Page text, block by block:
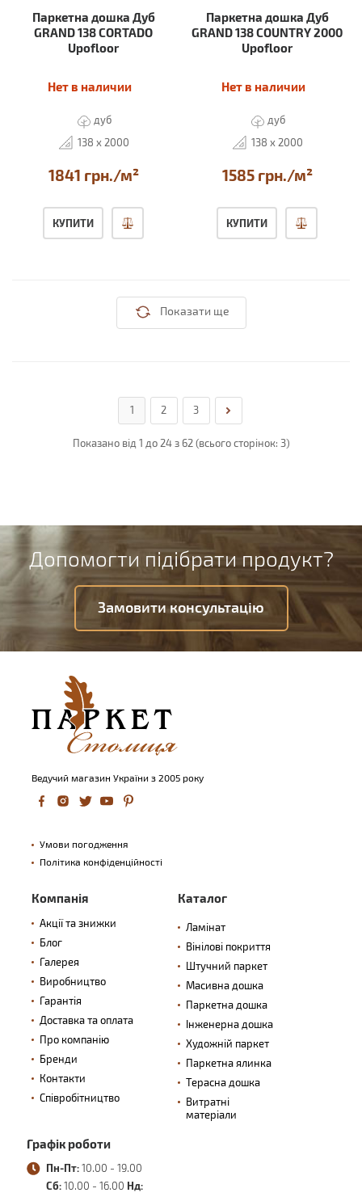
Паркетна дошка Дуб
GRAND 138 CORTADO
Upofloor
Нет в наличии
дуб
138 x 2000
1841 грн./м²
КУПИТИ
Паркетна дошка Дуб
GRAND 138 COUNTRY 2000
Upofloor
Нет в наличии
дуб
138 x 2000
1585 грн./м²
КУПИТИ
Показати ще
1 2 3
Показано від 1 до 24 з 62 (всього сторінок: 3)
Допомогти підібрати продукт?
Замовити консультацію
Ведучий магазин України з 2005 року
Умови погодження
Політика конфіденційності
Компанія
Акції та знижки
Блог
Галерея
Виробництво
Гарантія
Доставка та оплата
Про компанію
Бренди
Контакти
Співробітництво
Каталог
Ламінат
Вінілові покриття
Штучний паркет
Масивна дошка
Паркетна дошка
Інженерна дошка
Художній паркет
Паркетна ялинка
Терасна дошка
Витратні
матеріали
Графік роботи
Пн-Пт: 10.00 - 19.00
Сб: 10.00 - 16.00 Нд: